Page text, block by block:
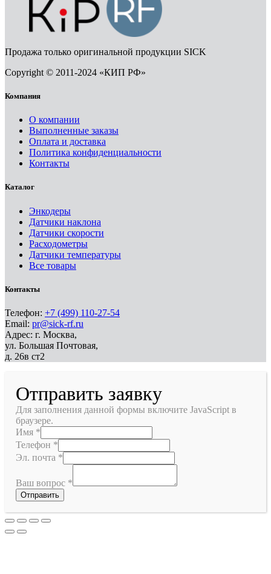
Продажа только оригинальной продукции SICK
Copyright © 2011-2024 «КИП РФ»
Компания
О компании
Выполненные заказы
Оплата и доставка
Политика конфиденциальности
Контакты
Каталог
Энкодеры
Датчики наклона
Датчики скорости
Расходометры
Датчики температуры
Все товары
Контакты
Телефон: +7 (499) 110-27-54
Email: pr@sick-rf.ru
Адрес: г. Москва,
ул. Большая Почтовая,
д. 26в ст2
Отправить заявку
Для заполнения данной формы включите JavaScript в
браузере.
Имя *
Телефон *
Эл. почта *
Ваш вопрос *
Отправить